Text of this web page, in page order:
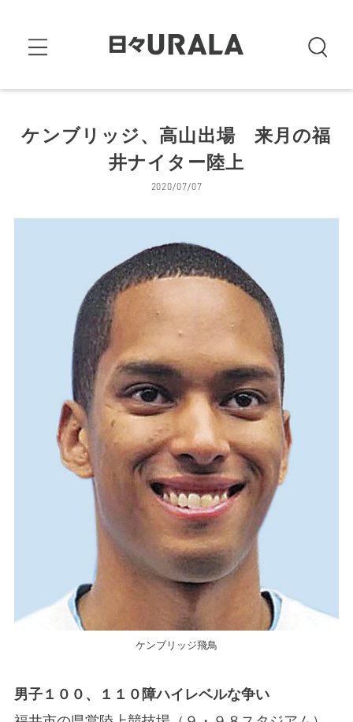
ケンブリッジ、高山出場 来月の福
井ナイター陸上
2020/07/07
ケンブリッジ飛鳥
男子１００、１１０障ハイレベルな争い